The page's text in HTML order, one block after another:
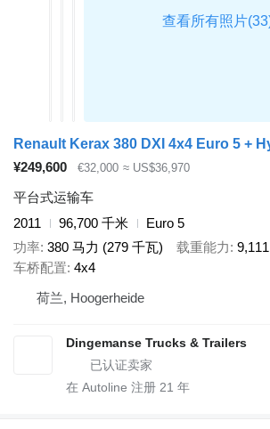
Renault Kerax 380 DXI 4x4 Euro 5 +
¥249,600
€32,000 ≈ US$36,970
平台式运输车
2011
96,700 千米
Euro 5
功率 380 马力 (279 千瓦) 载重能力
车桥配置 4x4
荷兰, Hoogerheide
Dingemanse Trucks & Trailers
在 Autoline 注册 21 年